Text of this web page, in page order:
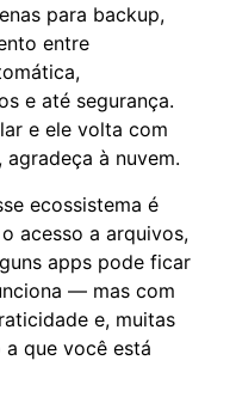
para backup,
entre
e até segurança.
e ele volta com
à nuvem.
ecossistema é
acesso a arquivos,
apps pode ficar
— mas com
e, muitas
a que você está